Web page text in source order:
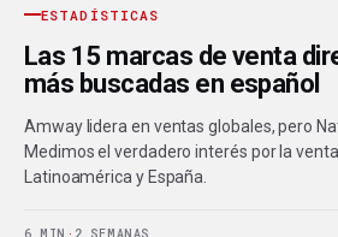
ESTADÍSTICAS
Las 15 marcas de venta
más buscadas en español
Amway lidera en ventas globales, pero
Medimos el verdadero interés por la
Latinoamérica y España.
6 MIN · 2 SEMANAS